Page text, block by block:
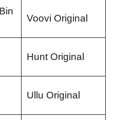
Voovi Original
Hunt Original
Ullu Original